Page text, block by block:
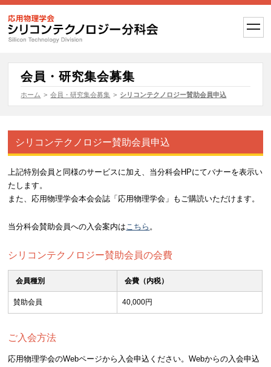
t
o
l
i
o
会員・研究集会募集
ホーム > 会員・研究集会募集 > シリコンテクノロジー賛助会員申込
シリコンテクノロジー賛助会員申込
上記特別会員と同様のサービスに加え、当分科会HPにてバナーを表示い
たします。
また、応用物理学会本会会誌「応用物理学会」もご購読いただけます。
当分科会賛助会員への入会案内はこちら 。
シリコンテクノロジー賛助会員の会費
会員種別 会費（内税）
賛助会員 40,000円
ご入会方法
応用物理学会のWebページから入会申込ください。Webからの入会申込